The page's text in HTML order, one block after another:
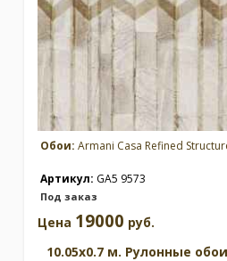
Обои: Armani Casa Refined
Артикул: GA5 9573
Под заказ
Цена 19000 руб.
10.05x0.7 м. Рулонные